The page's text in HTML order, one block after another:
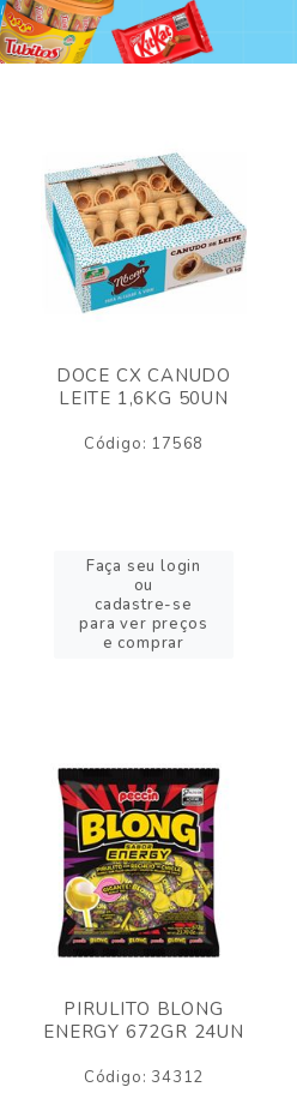
DOCE CX CANUDO
LEITE 1,6KG 50UN
Código: 17568
Faça seu login
ou
cadastre-se
para ver preços
e comprar
PIRULITO BLONG
ENERGY 672GR 24UN
Código: 34312